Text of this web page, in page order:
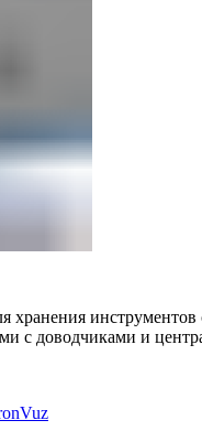
хранения
с доводчиками и